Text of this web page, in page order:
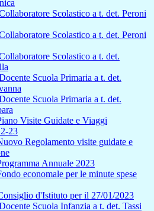
Scolastico a t. det. Peroni
Scolastico a t. det. Peroni
Scolastico a t. det.
Scuola Primaria a t. det.
Scuola Primaria a t. det.
Visite Guidate e Viaggi
23
Regolamento visite guidate e
Annuale 2023
economale per le minute spese
d'Istituto per il 27/01/2023
Scuola Infanzia a t. det. Tassi